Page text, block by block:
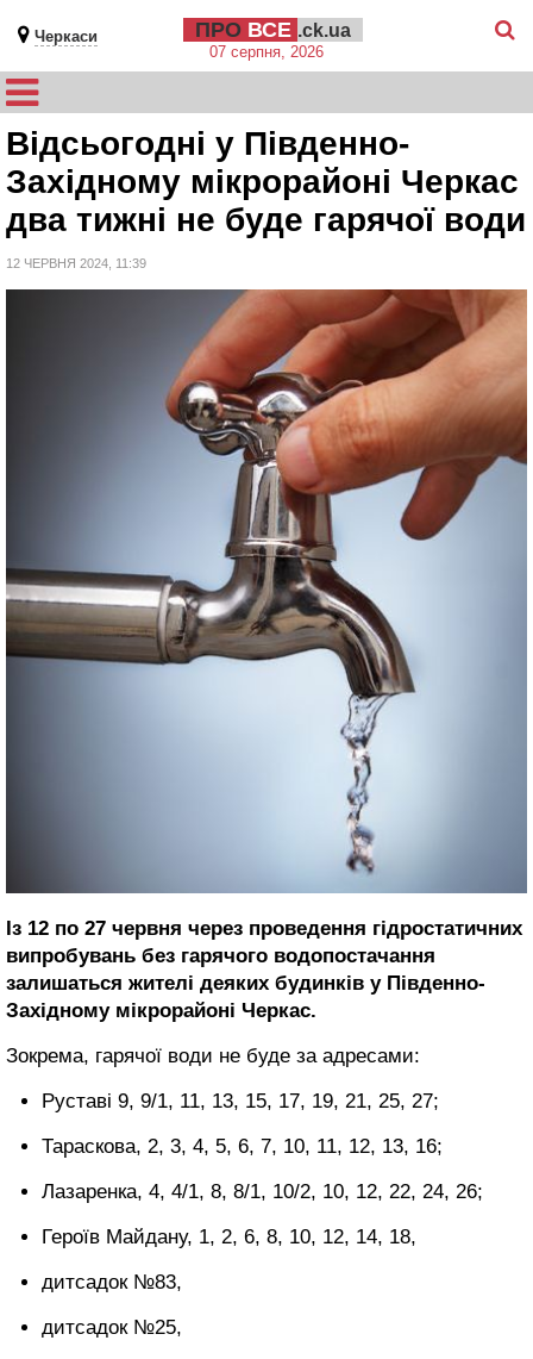
Черкаси ПРО ВСЕ .ck.ua
07 серпня, 2026
Відсьогодні у Південно-
Західному мікрорайоні Черкас
два тижні не буде гарячої води
12 ЧЕРВНЯ 2024, 11:39
Із 12 по 27 червня через проведення гідростатичних
випробувань без гарячого водопостачання
залишаться жителі деяких будинків у Південно-
Західному мікрорайоні Черкас.
Зокрема, гарячої води не буде за адресами:
Руставі 9, 9/1, 11, 13, 15, 17, 19, 21, 25, 27;
Тараскова, 2, 3, 4, 5, 6, 7, 10, 11, 12, 13, 16;
Лазаренка, 4, 4/1, 8, 8/1, 10/2, 10, 12, 22, 24, 26;
Героїв Майдану, 1, 2, 6, 8, 10, 12, 14, 18,
дитсадок №83,
дитсадок №25,